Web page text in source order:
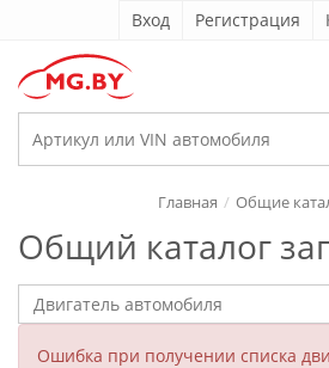
Вход Регистрация
Общий каталог
Главная Общие
Ошибка при получении списка